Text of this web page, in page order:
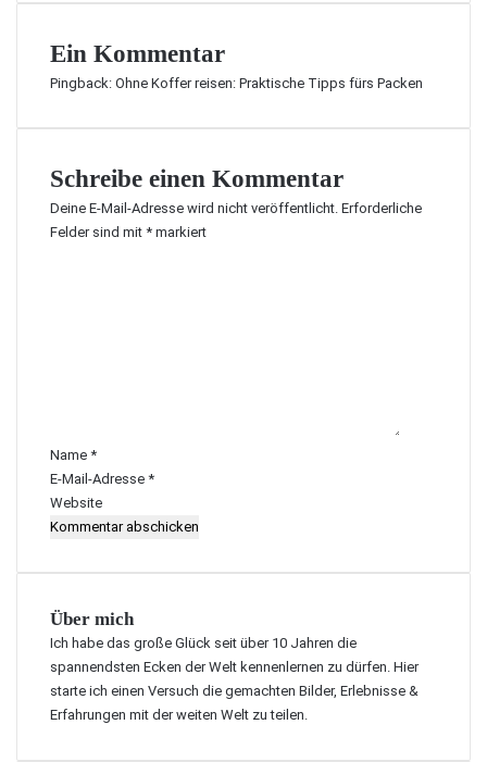
Ein Kommentar
Pingback: Ohne Koffer reisen: Praktische Tipps fürs Packen
Schreibe einen Kommentar
Deine E-Mail-Adresse wird nicht veröffentlicht. Erforderliche
Felder sind mit * markiert
r
*
Name *
E-Mail-Adresse *
Website
Über mich
Ich habe das große Glück seit über 10 Jahren die
spannendsten Ecken der Welt kennenlernen zu dürfen. Hier
starte ich einen Versuch die gemachten Bilder, Erlebnisse &
Erfahrungen mit der weiten Welt zu teilen.